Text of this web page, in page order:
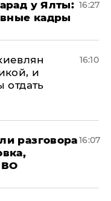
у Ялты:
кадры
16:27
и
отдать
16:10
разговора16:07